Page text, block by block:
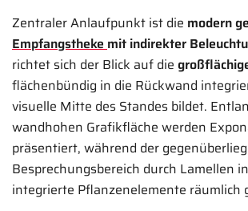
Bilder anzeigen
Zentraler Anlaufpunkt ist die modern
Empfangsthekemit indirekter
richtet sich der Blick auf die
flächenbündig in die Rückwand
visuelle Mitte des Standes bildet.
wandhohen Grafikfläche werden
präsentiert, während der
Besprechungsbereich durch Lamellen
integrierte Pflanzenelemente räumlich